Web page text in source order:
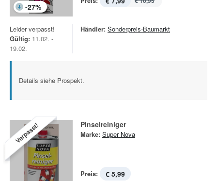
-27%
Leider verpasst!
Gültig: 11.02. -
19.02.
Händler: Sonderpreis-Baumarkt
Details siehe Prospekt.
Verpasst! Pinselreiniger
Marke: Super Nova
Preis: € 5,99